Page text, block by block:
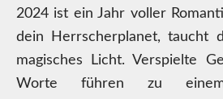
2024 ist ein Jahr voller
dein Herrscherplanet, taucht
magisches Licht. Verspielte
Worte führen zu einem